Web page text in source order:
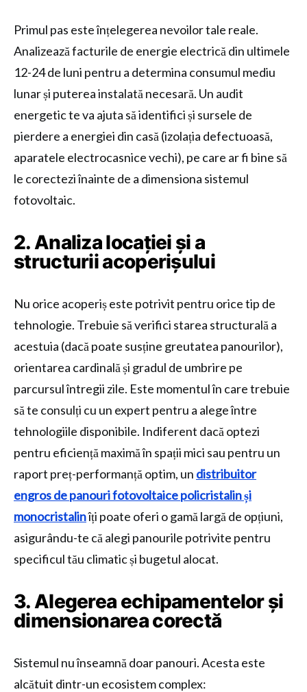
Primul pas este înțelegerea nevoilor tale reale.
Analizează facturile de energie electrică din ultimele
12-24 de luni pentru a determina consumul mediu
lunar și puterea instalată necesară. Un audit
energetic te va ajuta să identifici și sursele de
pierdere a energiei din casă (izolația defectuoasă,
aparatele electrocasnice vechi), pe care ar fi bine să
le corectezi înainte de a dimensiona sistemul
fotovoltaic.
2. Analiza locației și a
structurii acoperișului
Nu orice acoperiș este potrivit pentru orice tip de
tehnologie. Trebuie să verifici starea structurală a
acestuia (dacă poate susține greutatea panourilor),
orientarea cardinală și gradul de umbrire pe
parcursul întregii zile. Este momentul în care trebuie
să te consulți cu un expert pentru a alege între
tehnologiile disponibile. Indiferent dacă optezi
pentru eficiență maximă în spații mici sau pentru un
raport preț-performanță optim, un distribuitor
engros de panouri fotovoltaice policristalin și
monocristalinîți poate oferi o gamă largă de opțiuni,
asigurându-te că alegi panourile potrivite pentru
specificul tău climatic și bugetul alocat.
3. Alegerea echipamentelor și
dimensionarea corectă
Sistemul nu înseamnă doar panouri. Acesta este
alcătuit dintr-un ecosistem complex: